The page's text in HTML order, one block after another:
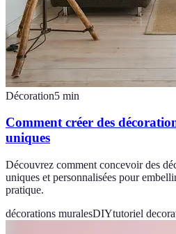
Décoration5 min
Comment créer des
uniques
Découvrez comment concevoir des
uniques et personnalisées pour
pratique.
décorations muralesDIYtutoriel